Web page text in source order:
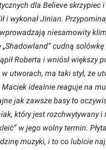
dla Believe
i wykonał Jinian.
niesamowity
cudną
Roberta i wniósł większy
utworach, ma taki styl, że
idealnie reaguje na
jak zawsze basy to
który jest rozchwytywany
w jego wolny termin.
muzyki, i to co lubicie